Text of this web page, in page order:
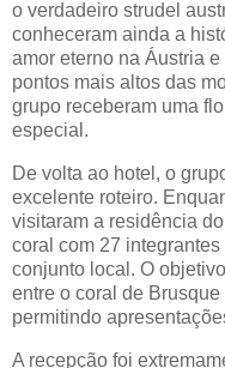
o verdadeiro strudel
conheceram ainda a
amor eterno na Áustria
pontos mais altos das
grupo receberam uma
especial.
De volta ao hotel, o
excelente roteiro.
visitaram a residência
coral com 27
conjunto local. O
entre o coral de
permitindo
A recepção foi